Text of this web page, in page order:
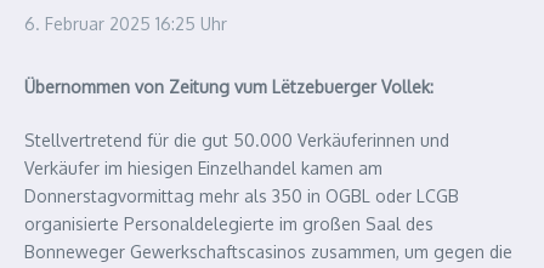
6. Februar 2025 16:25 Uhr
Übernommen von Zeitung vum Lëtzebuerger Vollek:
Stellvertretend für die gut 50.000 Verkäuferinnen und
Verkäufer im hiesigen Einzelhandel kamen am
Donnerstagvormittag mehr als 350 in OGBL oder LCGB
organisierte Personaldelegierte im großen Saal des
Bonneweger Gewerkschaftscasinos zusammen, um gegen die